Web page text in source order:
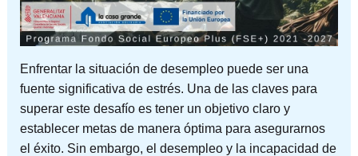
Enfrentar la situación de desempleo puede ser una
fuente significativa de estrés. Una de las claves para
superar este desafío es tener un objetivo claro y
establecer metas de manera óptima para asegurarnos
el éxito. Sin embargo, el desempleo y la incapacidad de